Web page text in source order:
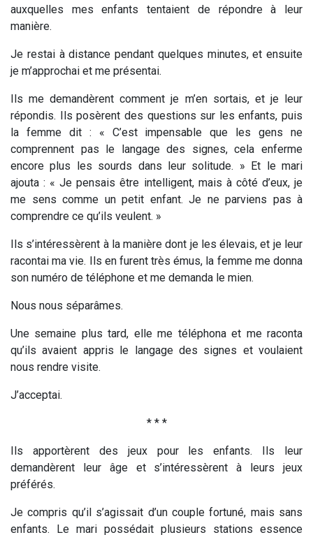
auxquelles mes enfants tentaient de répondre à leur
manière.
Je restai à distance pendant quelques minutes, et ensuite
je m’approchai et me présentai.
Ils me demandèrent comment je m’en sortais, et je leur
répondis. Ils posèrent des questions sur les enfants, puis
la femme dit : « C’est impensable que les gens ne
comprennent pas le langage des signes, cela enferme
encore plus les sourds dans leur solitude. » Et le mari
ajouta : « Je pensais être intelligent, mais à côté d’eux, je
me sens comme un petit enfant. Je ne parviens pas à
comprendre ce qu’ils veulent. »
Ils s’intéressèrent à la manière dont je les élevais, et je leur
racontai ma vie. Ils en furent très émus, la femme me donna
son numéro de téléphone et me demanda le mien.
Nous nous séparâmes.
Une semaine plus tard, elle me téléphona et me raconta
qu’ils avaient appris le langage des signes et voulaient
nous rendre visite.
J’acceptai.
* * *
Ils apportèrent des jeux pour les enfants. Ils leur
demandèrent leur âge et s’intéressèrent à leurs jeux
préférés.
Je compris qu’il s’agissait d’un couple fortuné, mais sans
enfants. Le mari possédait plusieurs stations essence